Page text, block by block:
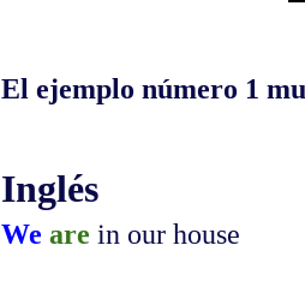
El ejemplo número 1
Inglés
We are in our house